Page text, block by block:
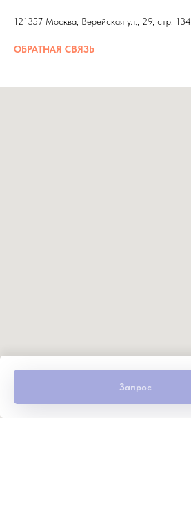
Запрос
121357 Москва, Верейская ул., 29, стр. 134
ОБРАТНАЯ СВЯЗЬ